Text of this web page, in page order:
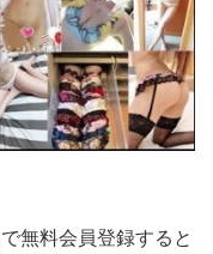
無料会員登録すると